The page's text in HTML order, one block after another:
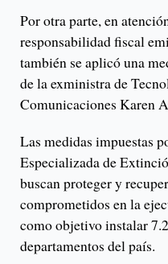
Por otra parte, en
responsabilidad fiscal
también se aplicó una
de la exministra de
Comunicaciones Karen
Las medidas impuestas
Especializada de
buscan proteger y
comprometidos en la
como objetivo instalar
departamentos del país.